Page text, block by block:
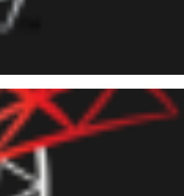
fonte de objetos
e Trigger)